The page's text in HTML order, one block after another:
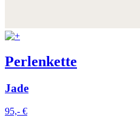
Perlenkette
Jade
95,- €